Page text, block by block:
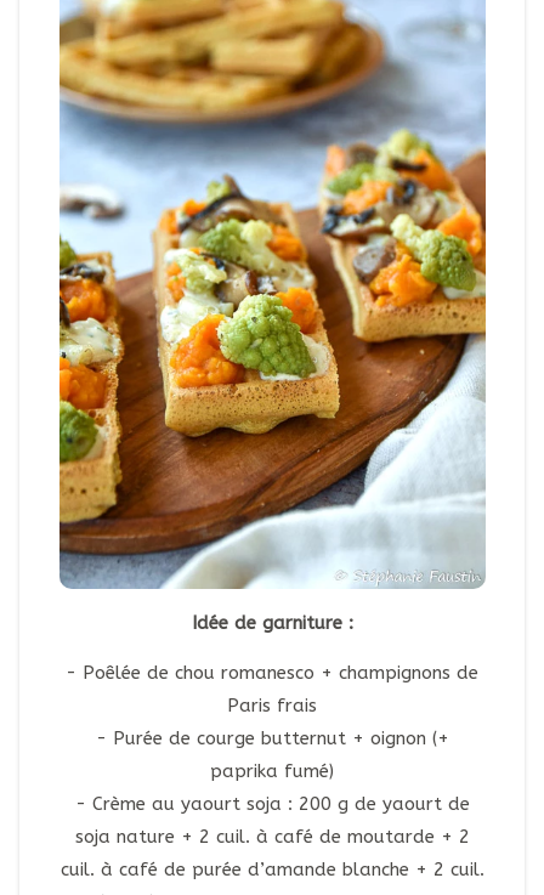
Idée de garniture :
Poêlée de chou romanesco + champignons de
Paris frais
Purée de courge butternut + oignon (+
paprika fumé)
Crème au yaourt soja : 200 g de yaourt de
soja nature + 2 cuil. à café de moutarde + 2
cuil. à café de purée d’amande blanche + 2 cuil.